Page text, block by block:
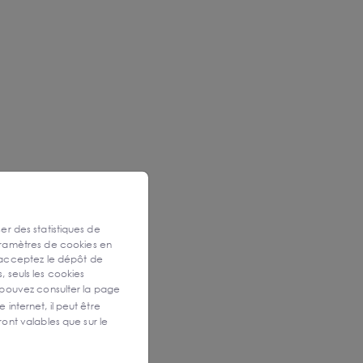
des statistiques de
de cookies en
le dépôt de
seuls les cookies
consulter la page
internet, il peut être
valables que sur le